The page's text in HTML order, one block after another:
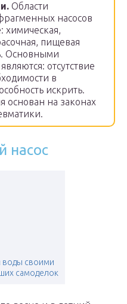
Области
насосов
химическая,
пищевая
Основными
отсутствие
в
искрить.
основан на законах
насос
воды своими
самоделок